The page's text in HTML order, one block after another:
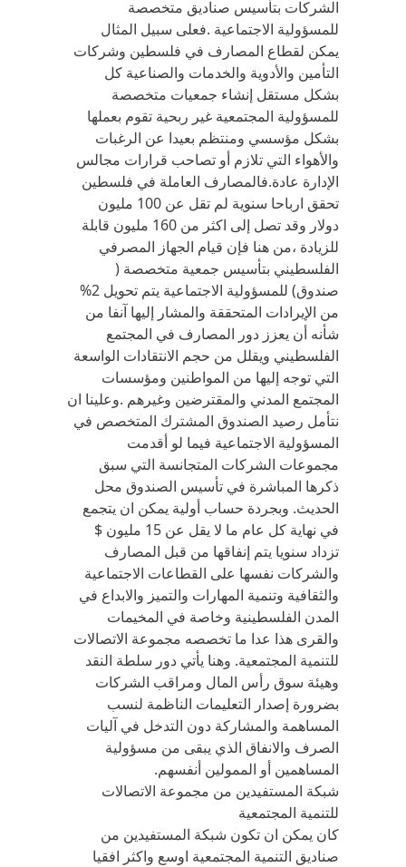
الشركات بتأسيس صناديق متخصصة
للمسؤولية الاجتماعية .فعلى سبيل المثال
يمكن لقطاع المصارف في فلسطين وشركات
التأمين والأدوية والخدمات والصناعية كل
بشكل مستقل إنشاء جمعيات متخصصة
للمسؤولية المجتمعية غير ربحية تقوم بعملها
بشكل مؤسسي ومنتظم بعيدا عن الرغبات
والأهواء التي تلازم أو تصاحب قرارات مجالس
الإدارة عادة.فالمصارف العاملة في فلسطين
تحقق ارباحا سنوية لم تقل عن 100 مليون
دولار وقد تصل إلى اكثر من 160 مليون قابلة
للزيادة ،من هنا فإن قيام الجهاز المصرفي
الفلسطيني بتأسيس جمعية متخصصة (
صندوق) للمسؤولية الاجتماعية يتم تحويل 2%
من الإيرادات المتحققة والمشار إليها آنفا من
شأنه أن يعزز دور المصارف في المجتمع
الفلسطيني ويقلل من حجم الانتقادات الواسعة
التي توجه إليها من المواطنين ومؤسسات
المجتمع المدني والمقترضين وغيرهم .وعلينا ان
نتأمل رصيد الصندوق المشترك المتخصص في
المسؤولية الاجتماعية فيما لو أقدمت
مجموعات الشركات المتجانسة التي سبق
ذكرها المباشرة في تأسيس الصندوق محل
الحديث. وبجردة حساب أولية يمكن ان يتجمع
في نهاية كل عام ما لا يقل عن 15 مليون $
تزداد سنويا يتم إنفاقها من قبل المصارف
والشركات نفسها على القطاعات الاجتماعية
والثقافية وتنمية المهارات والتميز والابداع في
المدن الفلسطينية وخاصة في المخيمات
والقرى هذا عدا ما تخصصه مجموعة الاتصالات
للتنمية المجتمعية. وهنا يأتي دور سلطة النقد
وهيئة سوق رأس المال ومراقب الشركات
بضرورة إصدار التعليمات الناظمة لنسب
المساهمة والمشاركة دون التدخل في آليات
الصرف والانفاق الذي يبقى من مسؤولية
المساهمين أو الممولين أنفسهم.
شبكة المستفيدين من مجموعة الاتصالات
للتنمية المجتمعية
كان يمكن ان تكون شبكة المستفيدين من
صناديق التنمية المجتمعية اوسع واكثر افقيا